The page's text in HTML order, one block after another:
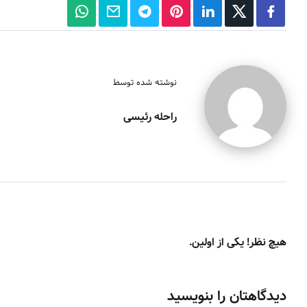
نوشته شده توسط
راحله رئیسی
هیچ نظر! یکی از اولین.
دیدگاهتان را بنویسید